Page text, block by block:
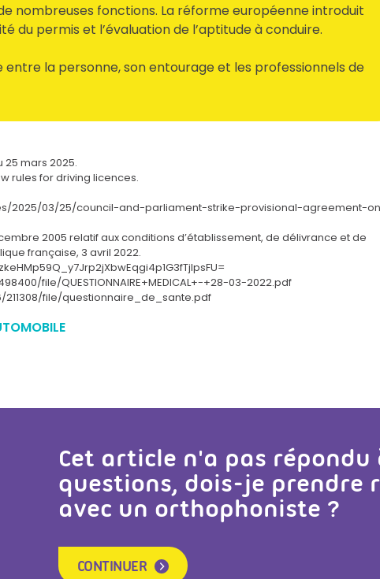
nombreuses fonctions. La réforme européenne introduit
du permis et l’évaluation de l’aptitude à conduire.
entre la personne, son entourage et les professionnels de
mars 2025.
rules for driving licences.
2025/03/25/council-and-parliament-strike-provisional-agreement-
2005 relatif aux conditions d’établissement, de délivrance et de
française, 3 avril 2022.
file/QUESTIONNAIRE+MEDICAL+-+28-03-2022.pdf
file/questionnaire_de_sante.pdf
Cet article n'a pas répondu
questions, dois-je prendre
avec un orthophoniste ?
CONTINUER